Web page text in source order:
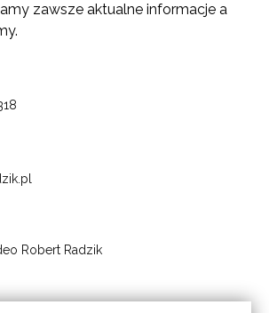
zawsze aktualne informacje a
Robert Radzik